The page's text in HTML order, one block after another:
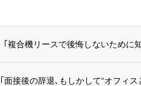
｢複合機リースで後悔しないために
｢面接後の辞退､もしかして“オフィ